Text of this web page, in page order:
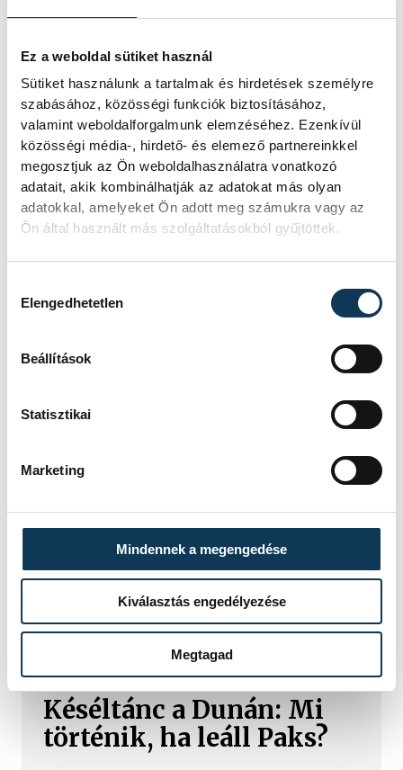
Ez a weboldal sütiket használ
Sütiket használunk a tartalmak és hirdetések személyre
szabásához, közösségi funkciók biztosításához,
valamint weboldalforgalmunk elemzéséhez. Ezenkívül
közösségi média-, hirdető- és elemező partnereinkkel
megosztjuk az Ön weboldalhasználatra vonatkozó
adatait, akik kombinálhatják az adatokat más olyan
adatokkal, amelyeket Ön adott meg számukra vagy az
Ön által használt más szolgáltatásokból gyűjtöttek.
Elengedhetetlen
Beállítások
Statisztikai
Marketing
Mindennek a megengedése
Kiválasztás engedélyezése
Megtagad
lett az Év Strandétele -
mutatjuk!
A Balatoni Kör idén tizenkettedik
alkalommal hirdette meg az év
strandétele versenyt, amelyre minden
eddiginél több, 22 vendéglátóhely 44
étellel indult. Egy fonyódi hely nyert...
Meglepték az elemzőket
a júliusi inflációs adatok
Hatalmas meglepetésként értékelték
inflációs adatot.
Sorra kerülnek elő
alacsony Dunából
A folyó rekordalacsony vízállása miatt
egy csaknem komplett, II.
világháborús német DKW NZ 350-1
motorkerékpárbukkant elő a
Batthyány téri rakpart sziklái alól,
máshol pedig egy közel féltonnás brit
Késéltánc a Dunán: Mi
történik, ha leáll Paks?